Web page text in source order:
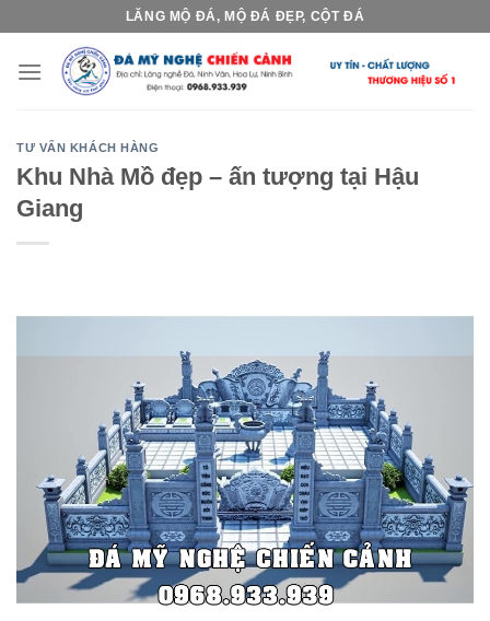
content
LĂNG MỘ ĐÁ, MỘ ĐÁ ĐẸP, CỘT ĐÁ
TƯ VẤN KHÁCH HÀNG
Khu Nhà Mồ đẹp – ấn tượng tại Hậu
Giang